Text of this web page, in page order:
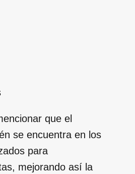
que el
se encuentra en los
para
mejorando así la